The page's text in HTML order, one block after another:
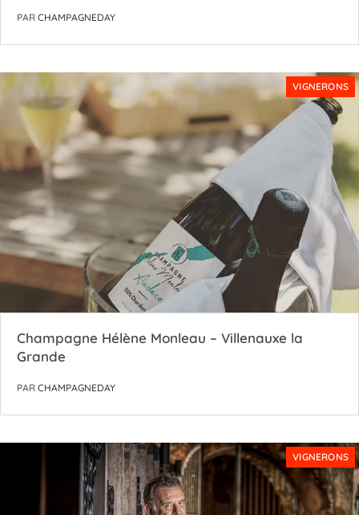
PAR CHAMPAGNEDAY
VIGNERONS
Champagne Hélène Monleau – Villenauxe la
Grande
PAR CHAMPAGNEDAY
VIGNERONS